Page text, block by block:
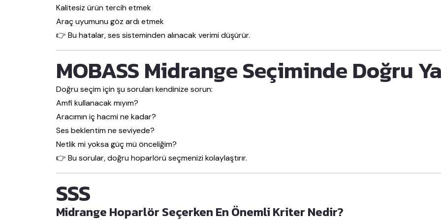
Kalitesiz ürün tercih etmek
Araç uyumunu göz ardı etmek
👉 Bu hatalar, ses sisteminden alınacak verimi düşürür.
MOBASS Midrange Seçiminde Doğru
Doğru seçim için şu soruları kendinize sorun:
Amfi kullanacak mıyım?
Aracımın iç hacmi ne kadar?
Ses beklentim ne seviyede?
Netlik mi yoksa güç mü önceliğim?
👉 Bu sorular, doğru hoparlörü seçmenizi kolaylaştırır.
SSS
Midrange Hoparlör Seçerken En Önemli Kriter Nedir?